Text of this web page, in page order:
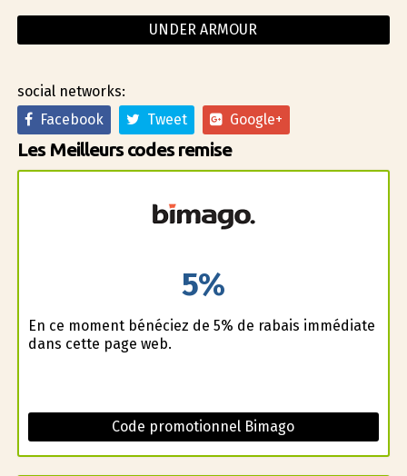
UNDER ARMOUR
social networks:
Facebook
Tweet Google+
Les Meilleurs codes remise
5%
En ce moment bénéficiez de 5% de rabais immédiate
dans cette page web.
Code promotionnel Bimago